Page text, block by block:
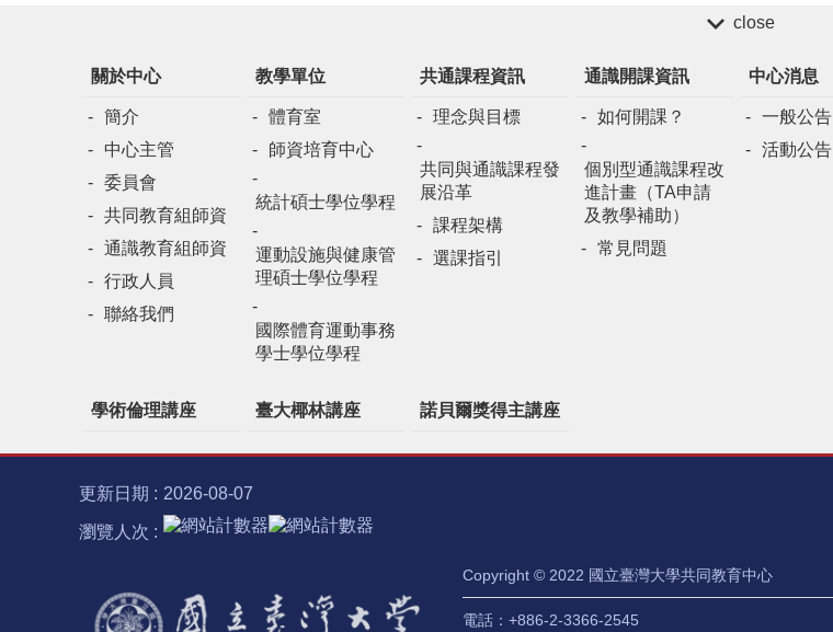
close
關於中心
簡介
中心主管
委員會
共同教育組師資
通識教育組師資
行政人員
聯絡我們
教學單位
體育室
師資培育中心
統計碩士學位學程
運動設施與健康管
理碩士學位學程
國際體育運動事務
學士學位學程
共通課程資訊
理念與目標
共同與通識課程發
展沿革
課程架構
選課指引
通識開課資訊
如何開課？
個別型通識課程改
進計畫（TA申請
及教學補助）
常見問題
中心消息
一般公告
活動公告
學術倫理講座 臺大椰林講座 諾貝爾獎得主講座
更新日期 2026-08-07
瀏覽人次
Copyright © 2022 國立臺灣大學共同教育中心
電話：+886-2-3366-2545